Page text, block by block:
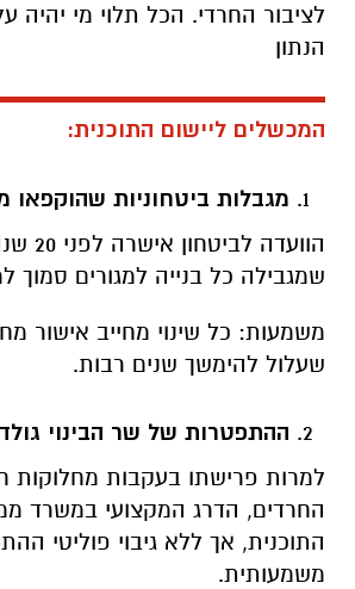
לציבור החרדי. הכל תלוי מי יהיה
הנתון
המכשלים ליישום התוכנית:
מגבלות ביטחוניות שהוקפאו מ-
הוועדה
שמגבילה כל בנייה למגורים
משמעות: כל שינוי מחייב אישור
שעלול להימשך שנים רבות.
ההתפטרות של שר הבינוי
למרות פרישתו בעקבות מחלוקות
החרדים, הדרג המקצועי במשרד
התוכנית, אך ללא גיבוי פוליטי
משמעותית.